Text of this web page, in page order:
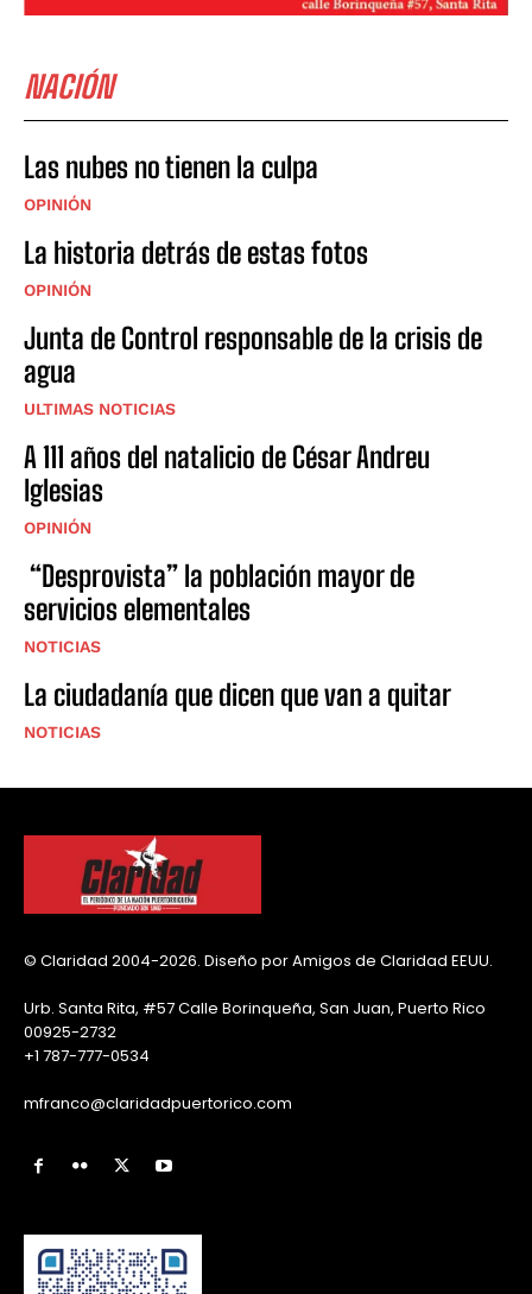
NACIÓN
Las nubes no tienen la culpa
OPINIÓN
La historia detrás de estas fotos
OPINIÓN
Junta de Control responsable de la crisis de
agua
ULTIMAS NOTICIAS
A 111 años del natalicio de César Andreu
Iglesias
OPINIÓN
“Desprovista” la población mayor de
servicios elementales
NOTICIAS
La ciudadanía que dicen que van a quitar
NOTICIAS
© Claridad 2004-2026. Diseño por Amigos de Claridad EEUU.
Urb. Santa Rita, #57 Calle Borinqueña, San Juan, Puerto Rico
00925-2732
+1 787-777-0534
mfranco@claridadpuertorico.com